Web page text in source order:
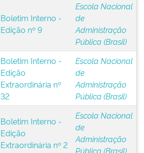
Boletim Interno -
Edição nº 9
Escola Nacional
de
Administração
Pública (Brasil)
Boletim Interno -
Edição
Extraordinária nº
32
Escola Nacional
de
Administração
Pública (Brasil)
Boletim Interno -
Edição
Extraordinária nº 2
Escola Nacional
de
Administração
Pública (Brasil)